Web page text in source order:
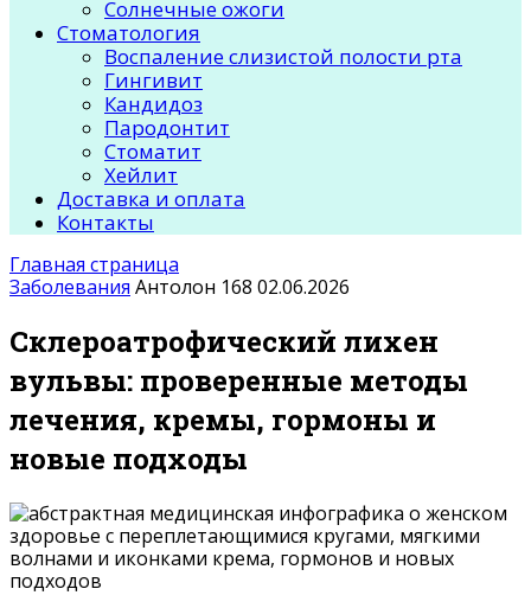
Солнечные ожоги
Стоматология
Воспаление слизистой полости рта
Гингивит
Кандидоз
Пародонтит
Стоматит
Хейлит
Доставка и оплата
Контакты
Главная страница
Заболевания Антолон 168 02.06.2026
Склероатрофический лихен
вульвы: проверенные методы
лечения, кремы, гормоны и
новые подходы